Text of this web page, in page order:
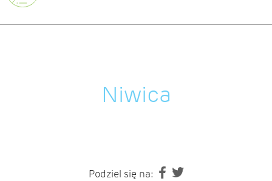
Niwica
Podziel się na: